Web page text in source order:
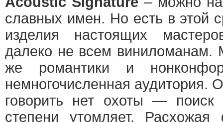
славных имен. Но есть в этой
изделия настоящих
далеко не всем виниломанам.
же романтики и
немногочисленная аудитория.
говорить нет охоты — поиск
степени утомляет. Расхожая